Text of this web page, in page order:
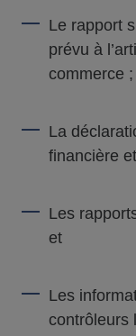
Le rapport
prévu à
commerce ;
La
financière
Les
et
Les
contrôleurs